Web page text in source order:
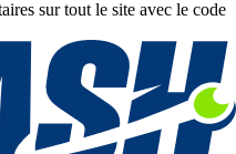
sur tout le site avec le code